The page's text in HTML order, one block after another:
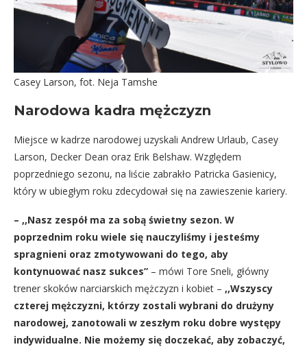
Casey Larson, fot. Neja Tamshe
Narodowa kadra mężczyzn
Miejsce w kadrze narodowej uzyskali Andrew Urlaub, Casey
Larson, Decker Dean oraz Erik Belshaw. Względem
poprzedniego sezonu, na liście zabrakło Patricka Gasienicy,
który w ubiegłym roku zdecydował się na zawieszenie kariery.
– ,,Nasz zespół ma za sobą świetny sezon. W
poprzednim roku wiele się nauczyliśmy i jesteśmy
spragnieni oraz zmotywowani do tego, aby
kontynuować nasz sukces” – mówi Tore Sneli, główny
trener skoków narciarskich mężczyzn i kobiet – ,,Wszyscy
czterej mężczyzni, którzy zostali wybrani do drużyny
narodowej, zanotowali w zeszłym roku dobre występy
indywidualne. Nie możemy się doczekać, aby zobaczyć,